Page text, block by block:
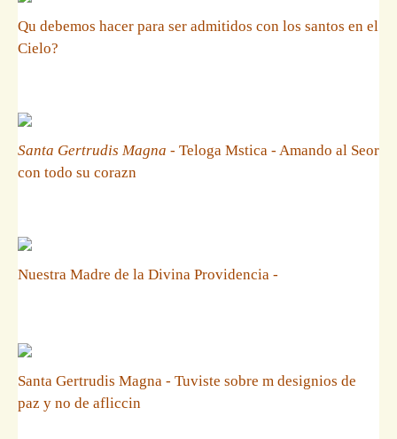
Qu debemos hacer para ser admitidos con los santos en el
Cielo?
Santa Gertrudis Magna - Teloga Mstica - Amando al Seor
con todo su corazn
Nuestra Madre de la Divina Providencia -
Santa Gertrudis Magna - Tuviste sobre m designios de
paz y no de afliccin